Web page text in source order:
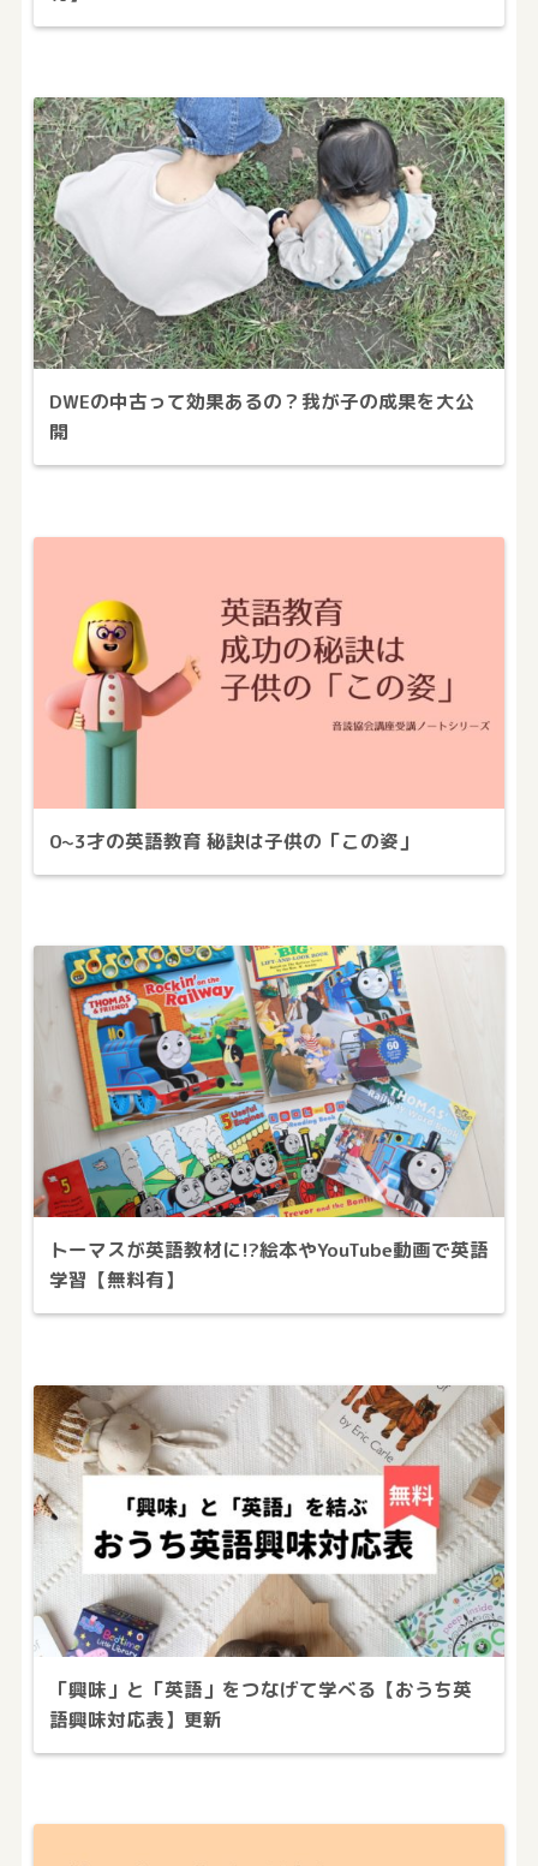
DWEの中古って効果あるの？我が子の成果を大公
開
0~3才の英語教育 秘訣は子供の「この姿」
トーマスが英語教材に!?絵本やYouTube動画で英語
学習【無料有】
「興味」と「英語」をつなげて学べる【おうち英
語興味対応表】更新